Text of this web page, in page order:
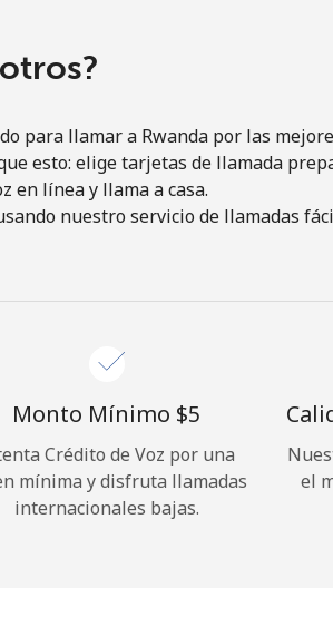
para llamar a Rwanda por las
esto: elige tarjetas de llamada
en línea y llama a casa.
nuestro servicio de llamadas
Monto Mínimo ⁦$5⁩
Crédito de Voz por una
mínima y disfruta llamadas
internacionales bajas.
el